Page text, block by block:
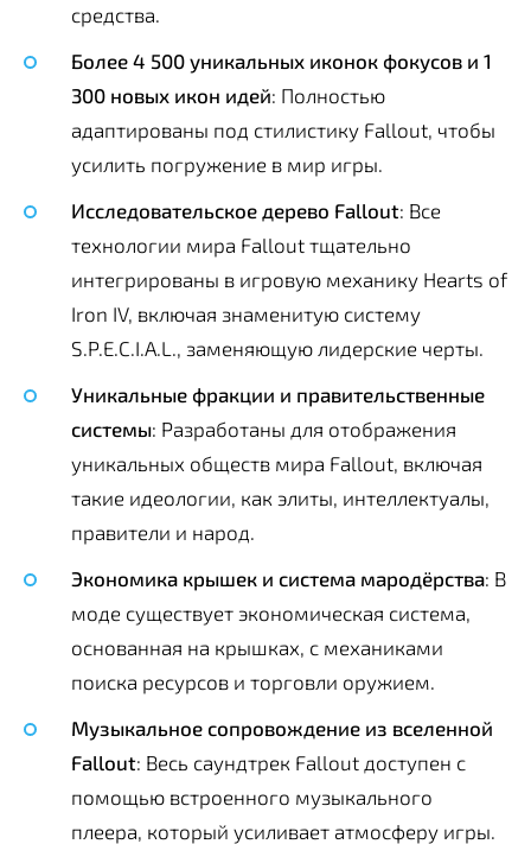
средства.
Более 4 500 уникальных иконок фокусов и 1
300 новых икон идей: Полностью
адаптированы под стилистику Fallout, чтобы
усилить погружение в мир игры.
Исследовательское дерево Fallout: Все
технологии мира Fallout тщательно
интегрированы в игровую механику Hearts of
Iron IV, включая знаменитую систему
S.P.E.C.I.A.L., заменяющую лидерские черты.
Уникальные фракции и правительственные
системы: Разработаны для отображения
уникальных обществ мира Fallout, включая
такие идеологии, как элиты, интеллектуалы,
правители и народ.
Экономика крышек и система мародёрства: В
моде существует экономическая система,
основанная на крышках, с механиками
поиска ресурсов и торговли оружием.
Музыкальное сопровождение из вселенной
Fallout: Весь саундтрек Fallout доступен с
помощью встроенного музыкального
плеера, который усиливает атмосферу игры.